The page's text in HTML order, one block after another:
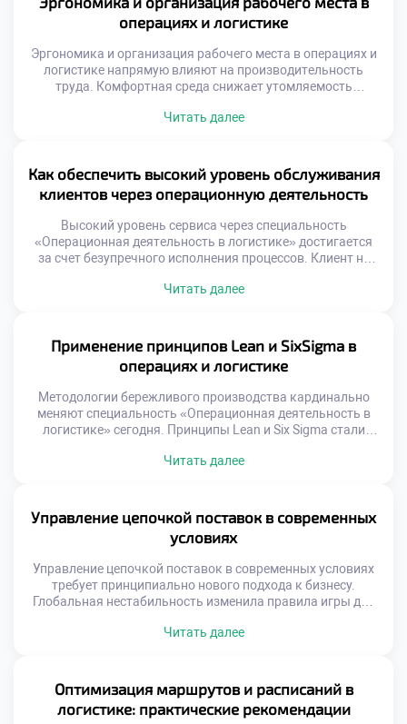
грамотность является базовой компетенцией
специалиста. Будущее отрасли […]
операциях и логистике
Эргономика и организация рабочего места в операциях и
логистике напрямую влияют на производительность
труда. Комфортная среда снижает утомляемость
процессов зависит от удобства выполнения ежедневных
сотрудников являются приоритетом современного
бизнеса. Логистические операции требуют высокой
концентрации внимания. Физическая нагрузка […]
Читать далее
Как обеспечить высокий уровень обслуживания
клиентов через операционную деятельность
Высокий уровень сервиса через специальность
«Операционная деятельность в логистике» достигается
за счет безупречного исполнения процессов. Клиент не
результат их работы. Логистика является главным
от слаженности операционных звеньев. Ошибка на
складе или сбой в доставке разрушают репутацию
бренда. Профессионализм сотрудников […]
Читать далее
Применение принципов Lean и SixSigma в
операциях и логистике
Методологии бережливого производства кардинально
меняют специальность «Операционная деятельность в
логистике» сегодня. Принципы Lean и Six Sigma стали
подходы учат видеть потери там, где другие видят
специалист обязан владеть этим инструментарием
совершенствования. Концепция непрерывного улучшения
заменяет устаревшие методы управления […]
Читать далее
Управление цепочкой поставок в современных
условиях
Управление цепочкой поставок в современных условиях
требует принципиально нового подхода к бизнесу.
Глобальная нестабильность изменила правила игры для
оптимизации затрат уступают место стратегиям
уметь управлять рисками в турбулентной среде.
Способность адаптироваться ценится выше простого
следования инструкциям. Профессионализм теперь
Читать далее
Оптимизация маршрутов и расписаний в
логистике: практические рекомендации